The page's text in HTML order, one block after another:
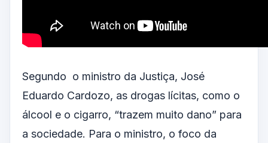
Segundo o ministro da Justiça, José
Eduardo Cardozo, as drogas lícitas, como o
álcool e o cigarro, “trazem muito dano” para
a sociedade. Para o ministro, o foco da